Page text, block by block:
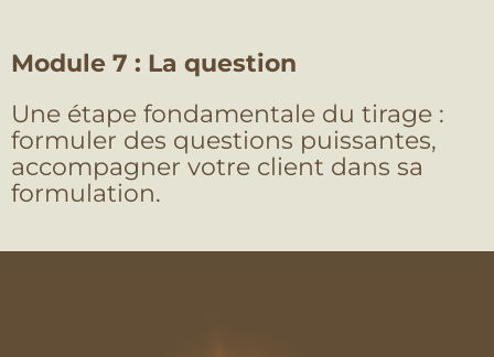
Module 7 : La question
Une étape fondamentale du tirage :
formuler des questions puissantes,
accompagner votre client dans sa
formulation.